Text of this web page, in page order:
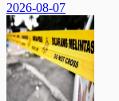
2026-08-07